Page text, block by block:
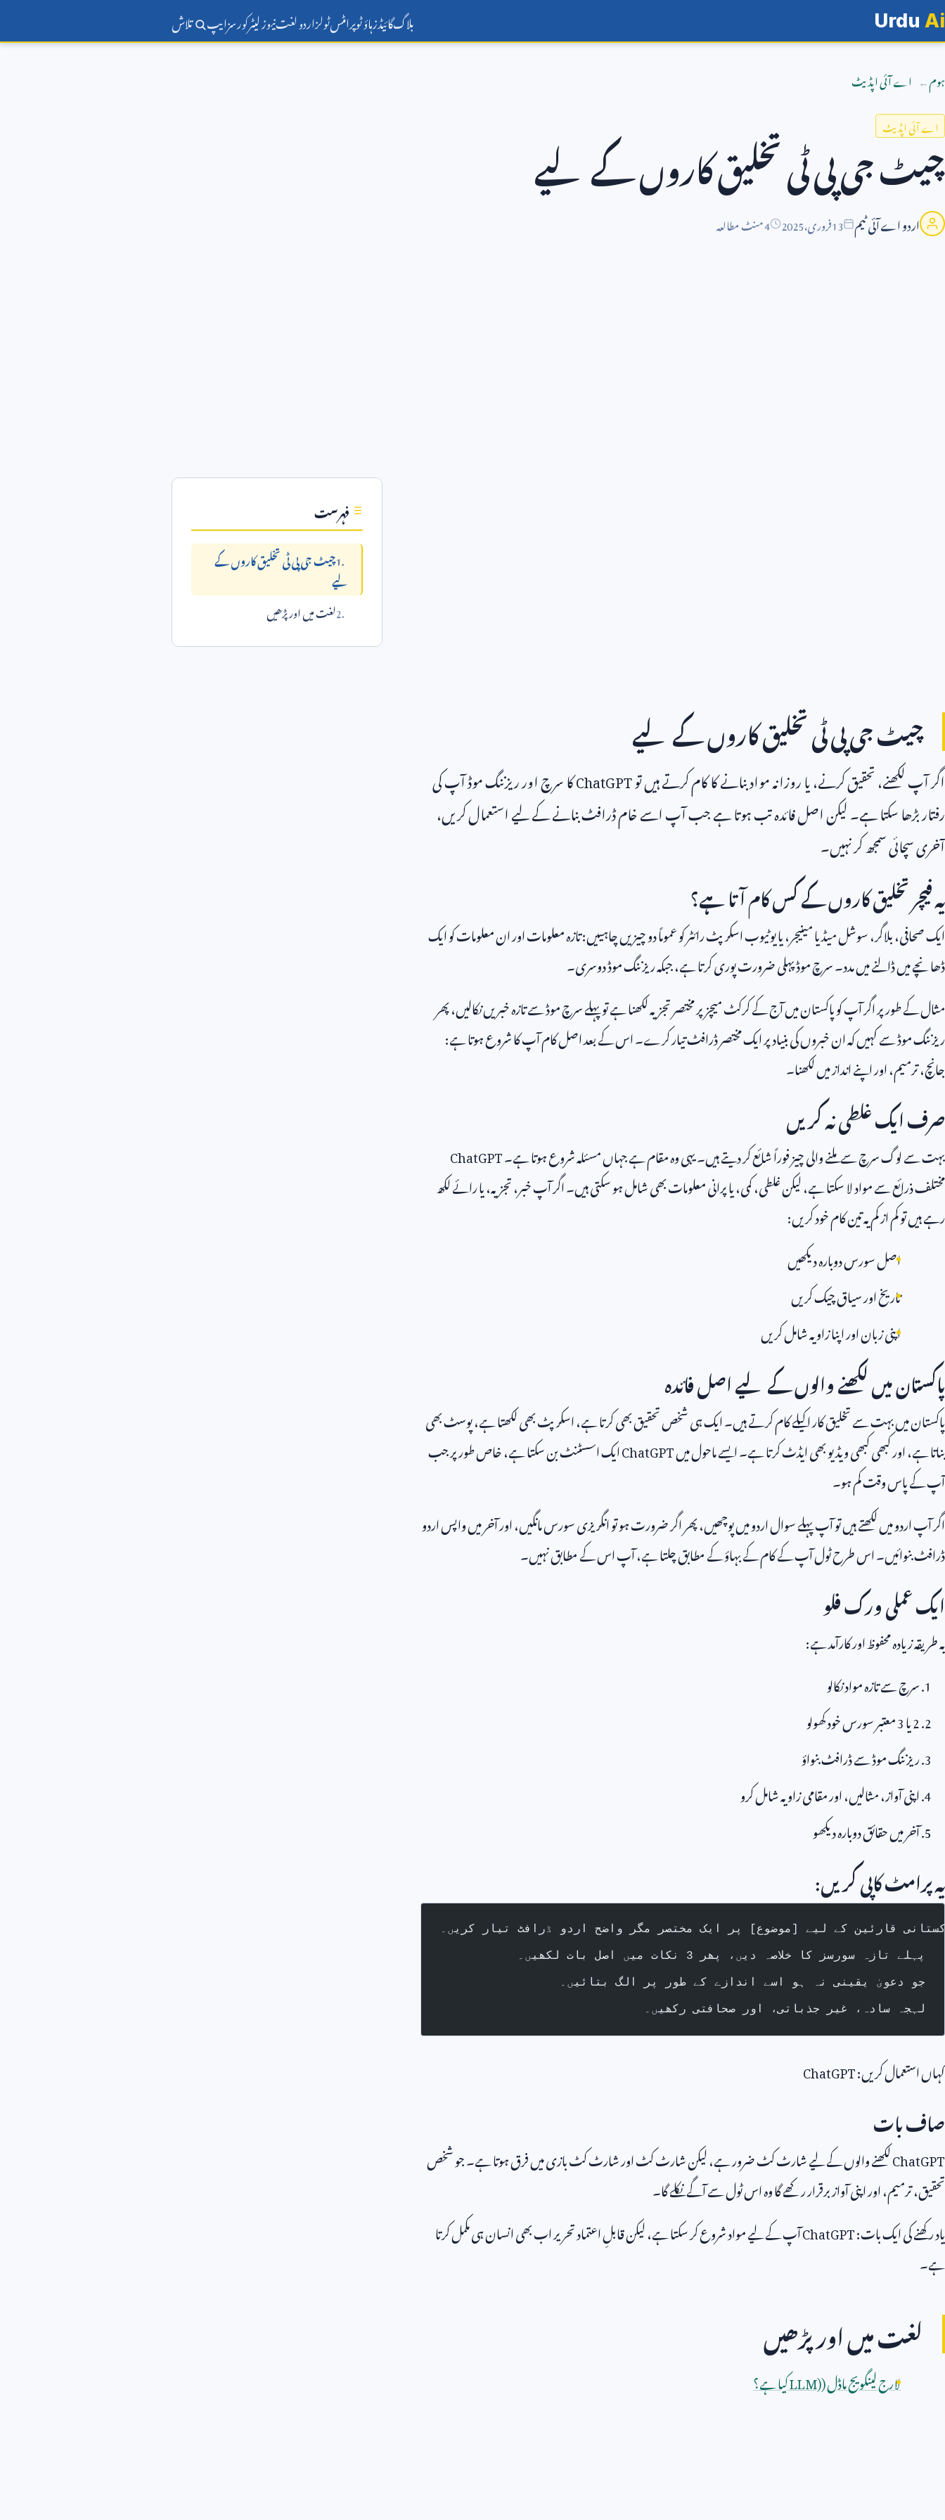
Urdu Ai بلاگگائیڈزہاؤ ٹوپرامٹسٹولزاردو لغتنیوز لیٹرکورسزایپ تلاش
ہوم اے آئی اپڈیٹ
اے آئی اپڈیٹ
چیٹ جی پی ٹی تخلیق کاروں کے لیے
اردو اے آئی ٹیم 13فروری،2025 4 منٹ مطالعہ
چیٹ جی پی ٹی تخلیق کاروں کے لیے
اگر آپ لکھنے، تحقیق کرنے، یا روزانہ مواد بنانے کا کام کرتے ہیں توChatGPTکا سرچ اور ریزننگ موڈ آپ کی
رفتار بڑھا سکتا ہے۔ لیکن اصل فائدہ تب ہوتا ہے جب آپ اسے خام ڈرافٹ بنانے کے لیے استعمال کریں،
آخری سچائی سمجھ کر نہیں۔
یہ فیچر تخلیق کاروں کے کس کام آتا ہے؟
ایک صحافی، بلاگر، سوشل میڈیا مینیجر، یا یوٹیوب اسکرپٹ رائٹر کو عموماً دو چیزیں چاہییں: تازہ معلومات اور ان معلومات کو ایک
ڈھانچے میں ڈالنے میں مدد۔ سرچ موڈ پہلی ضرورت پوری کرتا ہے، جبکہ ریزننگ موڈ دوسری۔
مثال کے طور پر اگر آپ کو پاکستان میں آج کے کرکٹ میچز پر مختصر تجزیہ لکھنا ہے تو پہلے سرچ موڈ سے تازہ خبریں نکالیں، پھر
ریزننگ موڈ سے کہیں کہ ان خبروں کی بنیاد پر ایک مختصر ڈرافٹ تیار کرے۔ اس کے بعد اصل کام آپ کا شروع ہوتا ہے:
جانچ، ترمیم، اور اپنے انداز میں لکھنا۔
صرف ایک غلطی نہ کریں
بہت سے لوگ سرچ سے ملنے والی چیز فوراً شائع کر دیتے ہیں۔ یہی وہ مقام ہے جہاں مسئلہ شروع ہوتا ہے۔ChatGPT
مختلف ذرائع سے مواد لا سکتا ہے، لیکن غلطی، کمی، یا پرانی معلومات بھی شامل ہو سکتی ہیں۔ اگر آپ خبر، تجزیہ، یا رائے لکھ
رہے ہیں تو کم از کم یہ تین کام خود کریں:
اصل سورس دوبارہ دیکھیں
تاریخ اور سیاق چیک کریں
اپنی زبان اور اپنا زاویہ شامل کریں
پاکستان میں لکھنے والوں کے لیے اصل فائدہ
پاکستان میں بہت سے تخلیق کار اکیلے کام کرتے ہیں۔ ایک ہی شخص تحقیق بھی کرتا ہے، اسکرپٹ بھی لکھتا ہے، پوسٹ بھی
بناتا ہے، اور کبھی کبھی ویڈیو بھی ایڈٹ کرتا ہے۔ ایسے ماحول میںChatGPTایک اسسٹنٹ بن سکتا ہے، خاص طور پر جب
آپ کے پاس وقت کم ہو۔
اگر آپ اردو میں لکھتے ہیں تو آپ پہلے سوال اردو میں پوچھیں، پھر اگر ضرورت ہو تو انگریزی سورس مانگیں، اور آخر میں واپس اردو
ڈرافٹ بنوائیں۔ اس طرح ٹول آپ کے کام کے بہاؤ کے مطابق چلتا ہے، آپ اس کے مطابق نہیں۔
ایک عملی ورک فلو
یہ طریقہ زیادہ محفوظ اور کارآمد ہے:
سرچ سے تازہ مواد نکالو
2یا3معتبر سورس خود کھولو
ریزننگ موڈ سے ڈرافٹ بنواؤ
اپنی آواز، مثالیں، اور مقامی زاویہ شامل کرو
آخر میں حقائق دوبارہ دیکھو
یہ پرامٹ کاپی کریں:
قارئین کے لیے [موضوع] پر ایک مختصر مگر واضح اردو ڈرافٹ تیار کریں۔
پہلے تازہ سورسز کا خلاصہ دیں، پھر 3 نکات میں اصل بات لکھیں۔
جو دعویٰ یقینی نہ ہو اسے اندازے کے طور پر الگ بتائیں۔
لہجہ سادہ، غیر جذباتی، اور صحافتی رکھیں۔
کہاں استعمال کریں:ChatGPT
صاف بات
ChatGPTلکھنے والوں کے لیے شارٹ کٹ ضرور ہے، لیکن شارٹ کٹ اور شارٹ کٹ بازی میں فرق ہوتا ہے۔ جو شخص
تحقیق، ترمیم، اور اپنی آواز برقرار رکھے گا وہ اس ٹول سے آگے نکلے گا۔
یاد رکھنے کی ایک بات:ChatGPTآپ کے لیے مواد شروع کر سکتا ہے، لیکن قابلِ اعتماد تحریر اب بھی انسان ہی مکمل کرتا
ہے۔
لغت میں اور پڑھیں
لارج لینگویج ماڈل (LLM)کیا ہے؟
فہرست
چیٹ جی پی ٹی تخلیق کاروں کے
لیے
لغت میں اور پڑھیں